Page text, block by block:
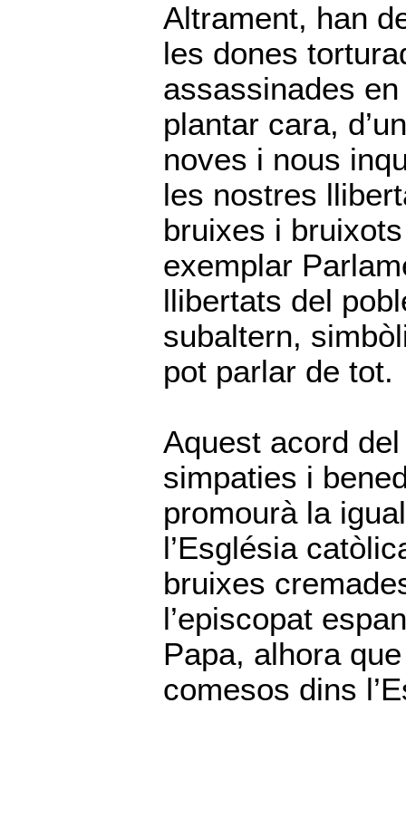
Altrament, han
les dones
assassinades
plantar cara,
noves i nous
les nostres
bruixes i
exemplar
llibertats del
subaltern,
pot parlar de tot.
Aquest acord
simpaties i
promourà la
l’Església
bruixes
l’episcopat
Papa, alhora
comesos dins